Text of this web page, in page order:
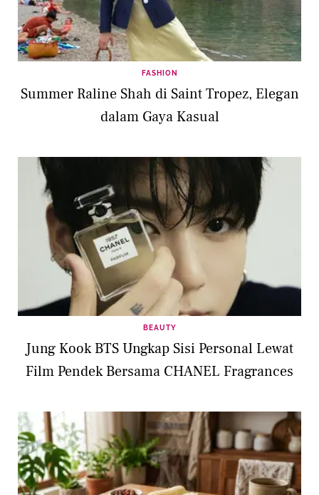
FASHION
Summer Raline Shah di Saint Tropez, Elegan
dalam Gaya Kasual
BEAUTY
Jung Kook BTS Ungkap Sisi Personal Lewat
Film Pendek Bersama CHANEL Fragrances